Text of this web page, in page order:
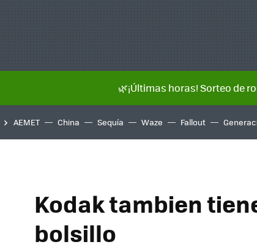
🌿¡Últimas horas! Sorteo de
AEMET China Sequía Waze Fallout
Kodak tambien
bolsillo